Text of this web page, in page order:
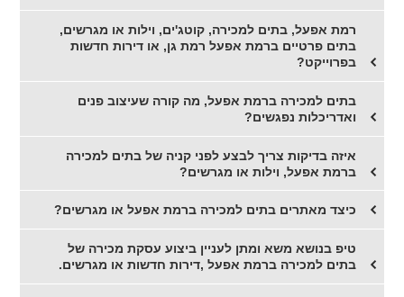
רמת אפעל, בתים למכירה, קוטג'ים, וילות או מגרשים,
בתים פרטיים ברמת אפעל רמת גן, או דירות חדשות
בפרוייקט?
בתים למכירה ברמת אפעל, מה קורה שעיצוב פנים
ואדריכלות נפגשים?
איזה בדיקות צריך לבצע לפני קניה של בתים למכירה
ברמת אפעל, וילות או מגרשים?
כיצד מאתרים בתים למכירה ברמת אפעל או מגרשים?
טיפ בנושא משא ומתן לעניין ביצוע עסקת מכירה של
בתים למכירה ברמת אפעל ,דירות חדשות או מגרשים.